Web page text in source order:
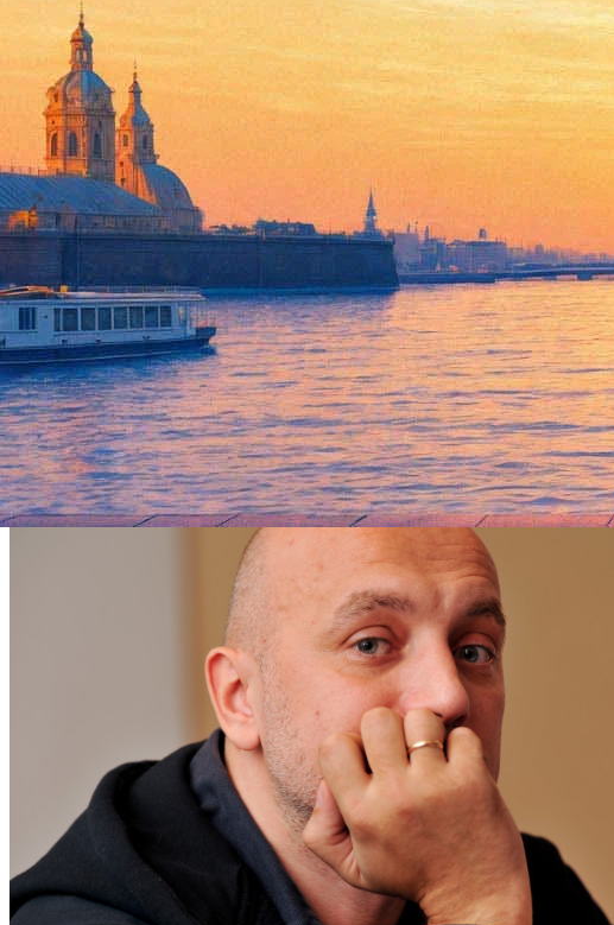
15 февраля 2016,
Новая книга Захара Прилепина «Семь жизней», вошедшая в список
Елены Шубиной – подразделение издательства АСТ,
«Семь жизней» – сборник рассказов, который продвигается издателями
трепетном». «"Семь жизней" — как тот сад расходящихся тропок, когда
Или другую смерть? Или туда же? Эта книжка — попытка сходить во
«Мало кто на земле чувствует себя так же хорошо, как я.
оставь всё как есть хотя бы ещё немного. Не ломай ничего, Господи.
всего несколько движений: качнул воду, и отражение сломалось. Хотя
По информации издательства, сборник появится на полках магазинов в
литераторов в Москве.